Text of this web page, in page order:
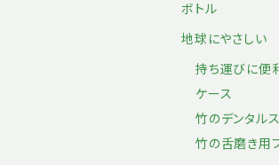
ボトル
地球にやさしい
持ち運びに
ケース
竹のデンタル
竹の舌磨き用